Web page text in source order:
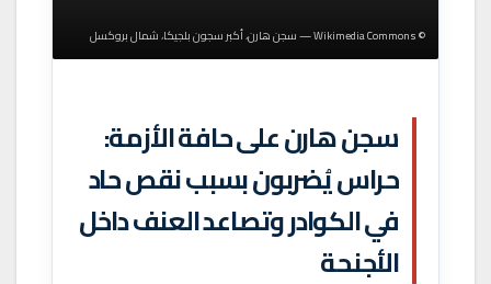
© Wikimedia Commons — سجن هارن، أكبر سجون بلجيكا، شمال بروكسل
سجن هارن على حافة الأزمة:
حراس يُضربون بسبب نقص حاد
في الكوادر وتصاعد العنف داخل
الأجنحة